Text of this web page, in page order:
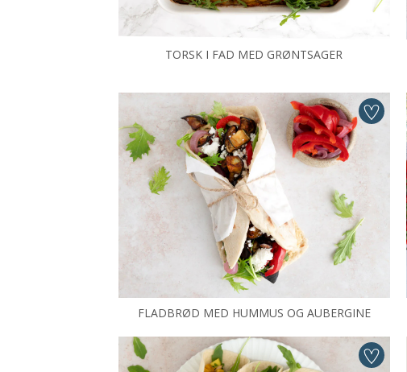
TORSK I FAD MED GRØNTSAGER
FLADBRØD MED HUMMUS OG AUBERGINE